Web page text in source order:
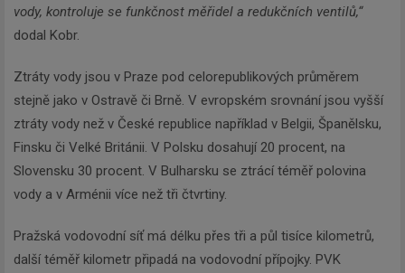
vody, kontroluje se funkčnost měřidel a redukčních ventilů,“
dodal Kobr.
Ztráty vody jsou v Praze pod celorepublikových průměrem
stejně jako v Ostravě či Brně. V evropském srovnání jsou vyšší
ztráty vody než v České republice například v Belgii, Španělsku,
Finsku či Velké Británii. V Polsku dosahují 20 procent, na
Slovensku 30 procent. V Bulharsku se ztrácí téměř polovina
vody a v Arménii více než tři čtvrtiny.
Pražská vodovodní síť má délku přes tři a půl tisíce kilometrů,
další téměř kilometr připadá na vodovodní přípojky. PVK